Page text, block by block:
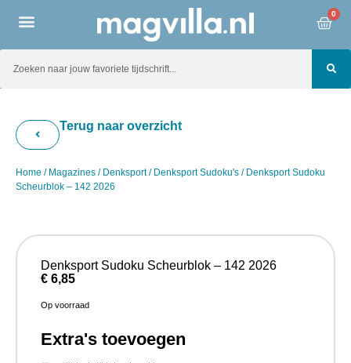
0
Terug naar overzicht
Home / Magazines / Denksport/ Denksport Sudoku's / Denksport Sudoku
Scheurblok – 142 2026
Denksport Sudoku Scheurblok – 142 2026
€ 6,85
Op voorraad
Extra's toevoegen